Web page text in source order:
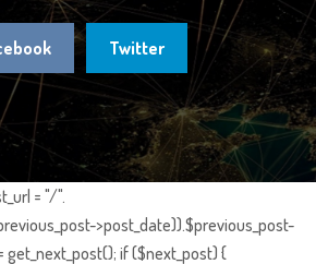
Twitter
= "/".
>post_date)).$previous_post-
get_next_post(); if ($next_post) {